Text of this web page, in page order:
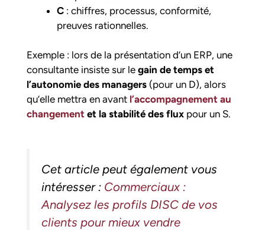
C: chiffres, processus, conformité,
preuves rationnelles.
Exemple : lors de la présentation d’un ERP, une
consultante insiste sur le gain de temps et
l’autonomie des managers(pour un D), alors
qu’elle mettra en avant l’accompagnement au
changementet la stabilité des fluxpour un S.
Cet article peut également vous
intéresser : Commerciaux :
Analysez les profils DISC de vos
clients pour mieux vendre